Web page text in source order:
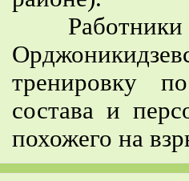
Работники
тренировку
состава и
похожего на